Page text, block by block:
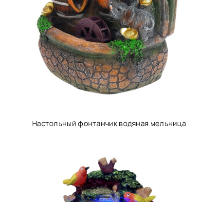
Настольный фонтанчик водяная мельница